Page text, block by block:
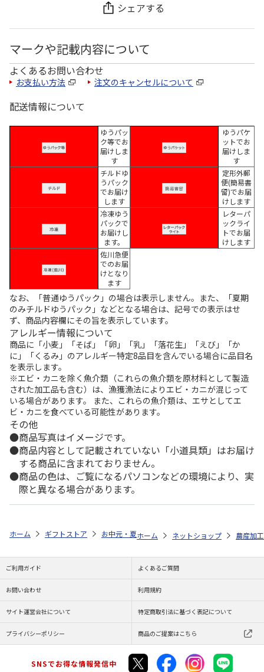
シェアする
マークや記載内容について
よくあるお問い合わせ
お支払い方法 注文のキャンセルについて
配送情報について
ゆうパッ
ク等でお
届けしま
す
ゆうパケ
ットでお
届けしま
す
チルドゆ
うパック
でお届け
します
定形外郵
便(簡易書
留)でお届
けします
冷凍ゆう
パックで
お届けし
ます。
レターパ
ックライ
トでお届
けします
佐川急便
でのお届
けとなり
ます
なお、「普通ゆうパック」の場合は表示しません。また、「夏期
のみチルドゆうパック」などとなる場合は、記号での表示はせ
ず、商品内容欄にその旨を表示しています。
アレルギー情報について
商品に「小麦」「そば」「卵」「乳」「落花生」「えび」「か
に」「くるみ」のアレルギー特定8品目を含んでいる場合に品目名
を表示します。
※エビ・カニを除く魚介類（これらの魚介類を原材料として製造
された加工品も含む）は、漁獲漁法によりエビ・カニが混じって
いる場合があります。 また、これらの魚介類は、エサとしてエ
ビ・カニを食べている可能性があります。
その他
商品写真はイメージです。
商品内容として記載されていない「小道具類」はお届け
する商品に含まれておりません。
商品の色は、ご覧になるパソコンなどの環境により、実
際と異なる場合があります。
ホーム ギフトストア お中元・夏ギフト特集 2026 ゆうゆうギフト
ホーム ネットショップ 農産加
ご利用ガイド よくあるご質問
お問い合わせ 利用規約
サイト運営会社について 特定商取引法に基づく表記について
プライバシーポリシー 商品のご提案はこちら
SNSでお得な情報発信中